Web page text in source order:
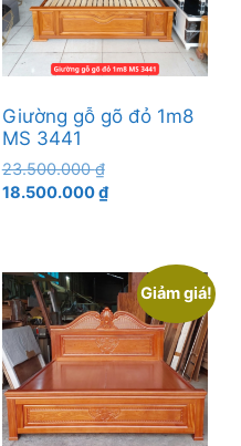
Giường gỗ gõ đỏ 1m8
MS 3441
23.500.000₫Giá
gốc
18.500.000₫Giá
18.500.000 ₫.
Giảm giá!